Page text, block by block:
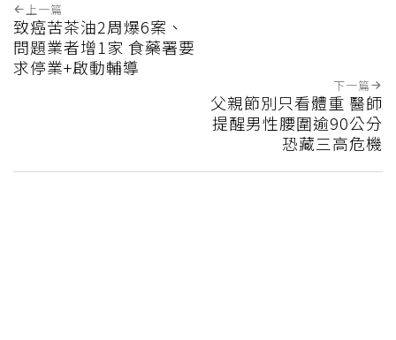
上一篇
致癌苦茶油2周爆6案、
問題業者增1家 食藥署要
求停業+啟動輔導
下一篇
父親節別只看體重 醫師
提醒男性腰圍逾90公分
恐藏三高危機